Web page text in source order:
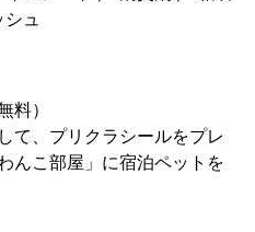
ュ
料）
て、プリクラシールをプレ
んこ部屋」に宿泊ペットを